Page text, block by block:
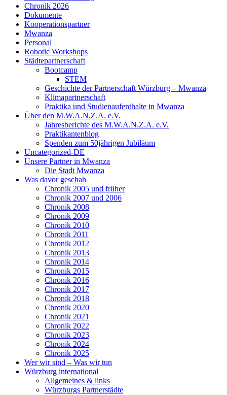
Chronik 2026
Dokumente
Kooperationspartner
Mwanza
Personal
Robotic Workshops
Städtepartnerschaft
Bootcamp
STEM
Geschichte der Partnerschaft Würzburg – Mwanza
Klimapartnerschaft
Praktika und Studienaufenthalte in Mwanza
Über den M.W.A.N.Z.A. e.V.
Jahresberichte des M.W.A.N.Z.A. e.V.
Praktikantenblog
Spenden zum 50jährigen Jubiläum
Uncategorized-DE
Unsere Partner in Mwanza
Die Stadt Mwanza
Was davor geschah
Chronik 2005 und früher
Chronik 2007 und 2006
Chronik 2008
Chronik 2009
Chronik 2010
Chronik 2011
Chronik 2012
Chronik 2013
Chronik 2014
Chronik 2015
Chronik 2016
Chronik 2017
Chronik 2018
Chronik 2020
Chronik 2021
Chronik 2022
Chronik 2023
Chronik 2024
Chronik 2025
Wer wir sind – Was wir tun
Würzburg international
Allgemeines & links
Würzburgs Partnerstädte